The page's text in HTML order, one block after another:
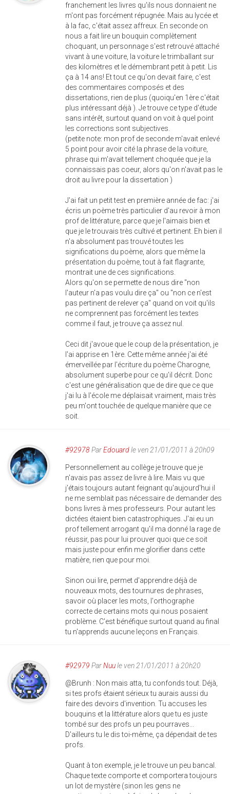
franchement les livres qu'ils nous donnaient ne
m'ont pas forcément répugnée. Mais au lycée et
à la fac, c'était assez affreux. En seconde on
nous a fait lire un bouquin complètement
choquant, un personnage s'est retrouvé attaché
vivant à une voiture, la voiture le trimballant sur
des kilomètres et le démembrant petit à petit. Lis
ça à 14 ans! Et tout ce qu'on devait faire, c'est
des commentaires composés et des
dissertations, rien de plus (quoiqu'en 1ère c'était
plus intéressant déjà ). Je trouve ce type d'étude
sans intérêt, surtout quand on voit à quel point
les corrections sont subjectives.
(petite note: mon prof de seconde m'avait enlevé
5 point pour avoir cité la phrase de la voiture,
phrase qui m'avait tellement choquée que je la
connaissais pas coeur, alors qu'on n'avait pas le
droit au livre pour la dissertation )
J'ai fait un petit test en première année de fac: j'ai
écris un poème très particulier d'au revoir à mon
prof de littérature, parce que je l'aimais bien et
que je le trouvais très cultivé et pertinent. Eh bien il
n'a absolument pas trouvé toutes les
significations du poème, alors que même la
présentation du poème, tout à fait flagrante,
montrait une de ces significations.
Alors qu'on se permette de nous dire "non
l'auteur n'a pas voulu dire ça" ou "non ce n'est
pas pertinent de relever ça" quand on voit qu'ils
ne comprennent pas forcément les textes
comme il faut, je trouve ça assez nul.
Ceci dit j'avoue que le coup de la présentation, je
l'ai apprise en 1ère. Cette même année j'ai été
émerveillée par l'écriture du poème Charogne,
absolument superbe pour ce qu'il décrit. Donc
c'est une généralisation que de dire que ce que
j'ai lu à l'école me déplaisait vraiment, mais très
peu m'ont touchée de quelque manière que ce
soit.
#92978ParEdouardle ven 21/01/2011 à 20h09
Personnellement au collège je trouve que je
n'avais pas assez de livre à lire. Mais vu que
j'étais toujours autant feignant qu'aujourd'hui il
ne me semblait pas nécessaire de demander des
bons livres à mes professeurs. Pour autant les
dictées étaient bien catastrophiques. J'ai eu un
prof tellement arrogant qu'il ma donné la rage de
réussir, pas pour lui prouver quoi que ce soit
mais juste pour enfin me glorifier dans cette
matière, rien que pour moi.
Sinon oui lire, permet d'apprendre déjà de
nouveaux mots, des tournures de phrases,
savoir où placer les mots, l'orthographe
correcte de certains mots qui nous posaient
problème. C'est bénéfique surtout quand au final
tu n'apprends aucune leçons en Français.
#92979 ParNuule ven 21/01/2011 à 20h20
@Brunh : Non mais atta, tu confonds tout. Déjà,
si tes profs étaient sérieux tu aurais aussi du
faire des devoirs d'invention. Tu accuses les
bouquins et la littérature alors que tu es juste
tombé sur des profs un peu pourraves...
D'ailleurs tu le dis toi-même, ça dépendait de tes
profs.
Quant à ton exemple, je le trouve un peu bancal.
Chaque texte comporte et comportera toujours
un lot de mystère (sinon les gens ne